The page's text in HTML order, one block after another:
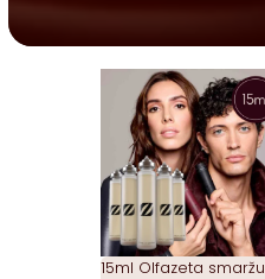
15ml Olfazeta smaržu